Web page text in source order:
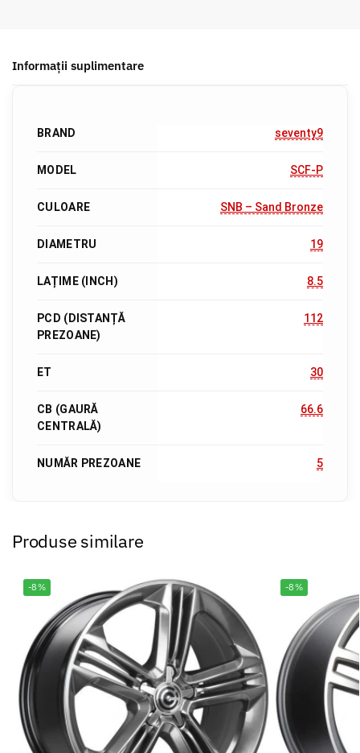
Informații suplimentare
BRAND seventy9
MODEL SCF-P
CULOARE SNB – Sand Bronze
DIAMETRU 19
LAȚIME (INCH) 8.5
PCD (DISTANȚĂ
PREZOANE)
112
ET 30
CB (GAURĂ
CENTRALĂ)
66.6
NUMĂR PREZOANE 5
Produse similare
-8% -8%